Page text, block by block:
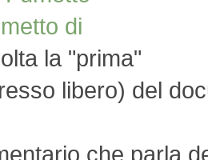
di
la "prima"
libero) del
che parla